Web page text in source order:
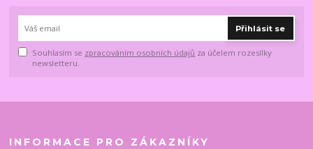
Přihlásit se
Souhlasím se zpracováním osobních údajů za účelem rozesílky
newsletteru.
INFORMACE PRO ZÁKAZNÍKY